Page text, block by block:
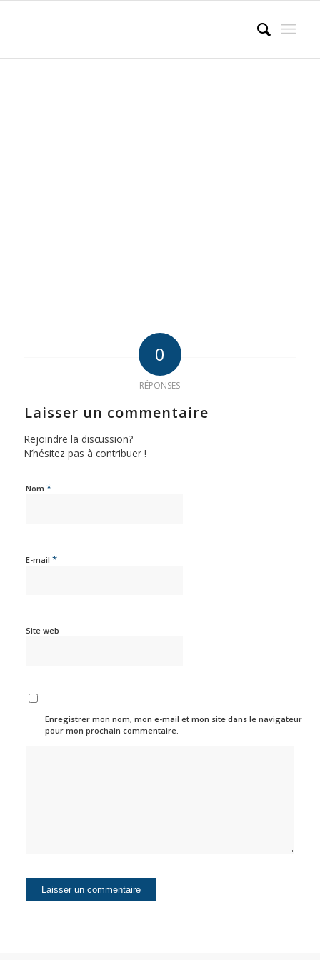
0
RÉPONSES
Laisser un commentaire
Rejoindre la discussion?
N’hésitez pas à contribuer !
Nom *
E-mail *
Site web
Enregistrer mon nom, mon e-mail et mon site dans le navigateur
pour mon prochain commentaire.